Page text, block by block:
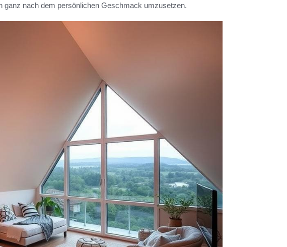
ganz nach dem persönlichen Geschmack umzusetzen.